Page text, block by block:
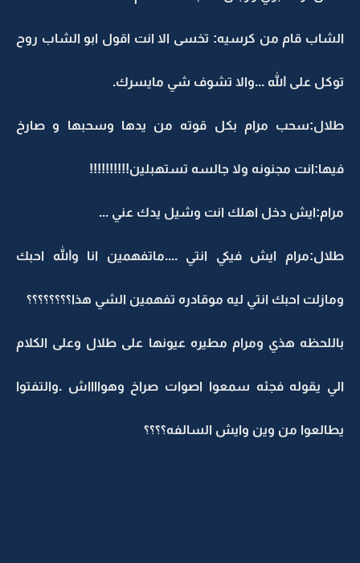
الشاب قام من كرسيه: تخسى الا انت اقول ابو الشاب روح
توكل على الله ...والا تشوف شي مايسرك.
طلال:سحب مرام بكل قوته من يدها وسحبها و صارخ
فيها:انت مجنونه ولا جالسه تستهبلين!!!!!!!!!!
مرام:ايش دخل اهلك انت وشيل يدك عني ...
طلال:مرام ايش فيكي انتي ....ماتفهمين انا والله احبك
ومازلت احبك انتي ليه موقادره تفهمين الشي هذا؟؟؟؟؟؟؟؟
باللحظه هذي ومرام مطيره عيونها على طلال وعلى الكلام
الي يقوله فجئه سمعوا اصوات صراخ وهوااااش .والتفتوا
يطالعوا من وين وايش السالفه؟؟؟؟